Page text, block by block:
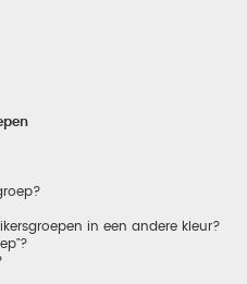
in een andere kleur?